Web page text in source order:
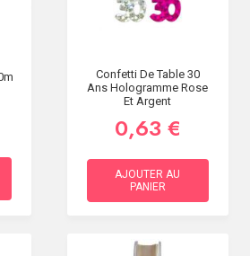
Confetti De Table 30
Ans Hologramme Rose
Et Argent
0,63 €
AJOUTER AU
PANIER